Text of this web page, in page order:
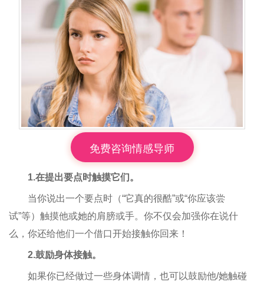
免费咨询情感导师
1.在提出要点时触摸它们。
当你说出一个要点时（“它真的很酷”或“你应该尝
试”等）触摸他或她的肩膀或手。你不仅会加强你在说什
么，你还给他们一个借口开始接触你回来！
2.鼓励身体接触。
如果你已经做过一些身体调情，也可以鼓励他/她触碰